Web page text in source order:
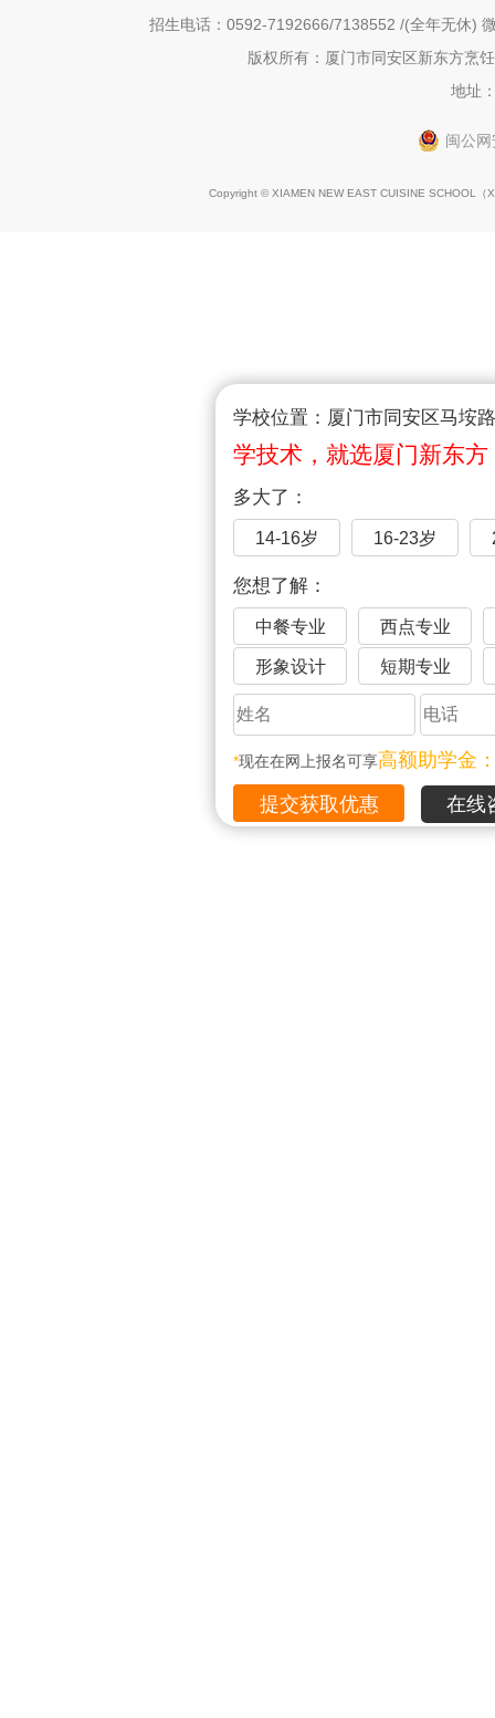
学校位置：厦门市同安区马垵
学技术，就选厦门新东方
多大了：
14-16岁 16-23岁
您想了解：
中餐专业 西点专业
形象设计 短期专业
*现在在网上报名可享高额助学金
在线
招生电话：0592-7192666/7138552 /(全年无休)
版权所有：厦门市同安区新东方烹
地址
闽公
Copyright © XIAMEN NEW EAST CUISINE SCHOOL（